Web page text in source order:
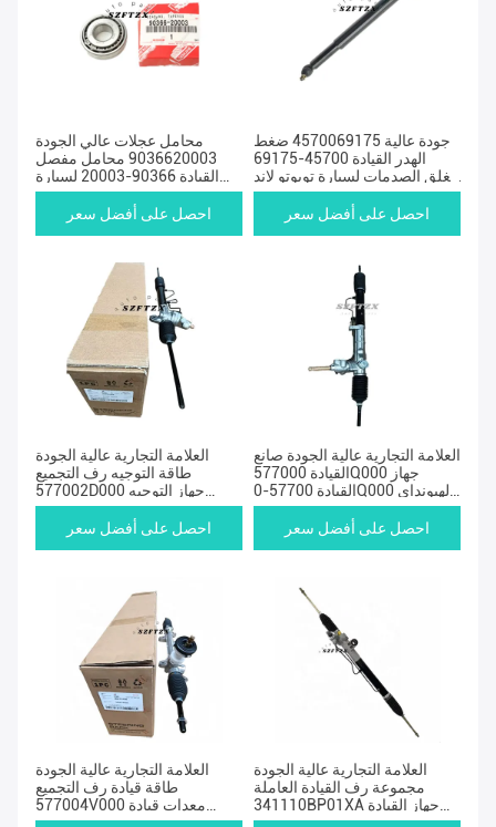
محامل عجلات عالي الجودة
9036620003 محامل مفصل
القيادة 90366-20003 لسيارة
تويوتا لاند كروزر LX450
احصل على أفضل سعر
جودة عالية 4570069175 ضغط
الهدر القيادة 45700-69175
مغلق الصدمات لسيارة تويوتو لاند
كروزر
احصل على أفضل سعر
العلامة التجارية عالية الجودة
طاقة التوجيه رف التجميع
577002D000 جهاز التوجيه
57700-2D000 لهيونداي Elantra
Tiburonاحصل على أفضل سعر
العلامة التجارية عالية الجودة صانع
القيادة 577000Q000 جهاز
القيادة 57700-0Q000 لهيونداي
إلانترا سليستا
احصل على أفضل سعر
العلامة التجارية عالية الجودة
طاقة قيادة رف التجميع
577004V000 معدات قيادة
57700-4V000 لهيونداي Elantra
العلامة التجارية عالية الجودة
مجموعة رف القيادة العاملة
341110BP01XA جهاز القيادة
3411110AK00XB للجدار